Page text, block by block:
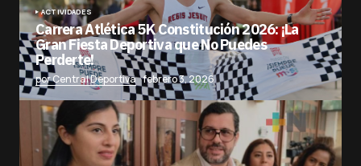
ACTIVIDADES
Carrera Atlética 5K Constitución 2026: ¡La
Gran Fiesta Deportiva que No Puedes
Perderte!
por Central Deportiva febrero 3, 2026